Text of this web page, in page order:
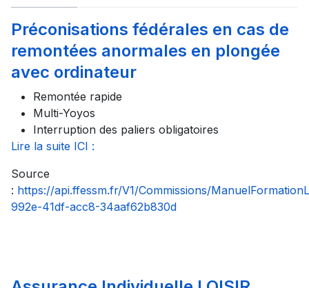
Préconisations fédérales en cas de
remontées anormales en plongée
avec ordinateur
Remontée rapide
Multi-Yoyos
Interruption des paliers obligatoires
Lire la suite ICI :
Source
: https://api.ffessm.fr/V1/Commissions/
992e-41df-acc8-34aaf62b830d